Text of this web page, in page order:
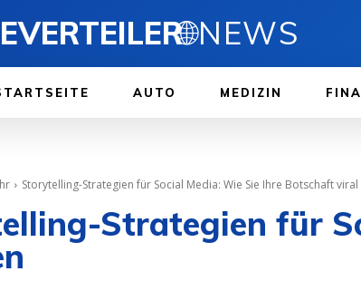
🌐NEWS
AUTO MEDIZIN
Storytelling-Strategien für Social Media: Wie Sie Ihre Botschaft viral
Strategien für